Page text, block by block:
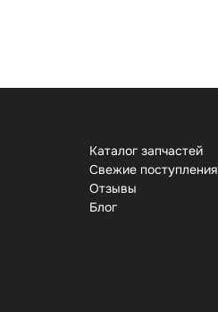
Каталог запчастей
Свежие поступления
Отзывы
Бло